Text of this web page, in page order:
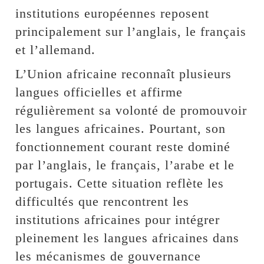
institutions européennes reposent
principalement sur l’anglais, le français
et l’allemand.
L’Union africaine reconnaît plusieurs
langues officielles et affirme
régulièrement sa volonté de promouvoir
les langues africaines. Pourtant, son
fonctionnement courant reste dominé
par l’anglais, le français, l’arabe et le
portugais. Cette situation reflète les
difficultés que rencontrent les
institutions africaines pour intégrer
pleinement les langues africaines dans
les mécanismes de gouvernance